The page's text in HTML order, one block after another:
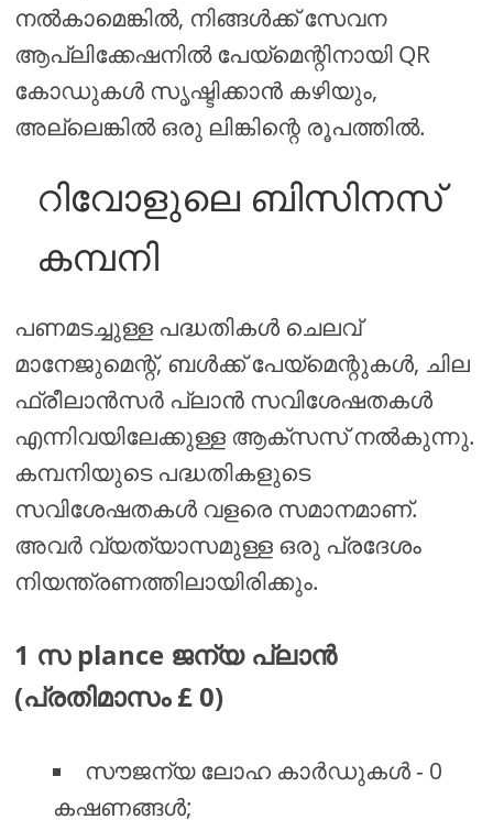
നൽകാമെങ്കിൽ, നിങ്ങൾക്ക് സേവന
ആപ്ലിക്കേഷനിൽ പേയ്മെന്റിനായി QR
കോഡുകൾ സൃഷ്ടിക്കാൻ കഴിയും,
അല്ലെങ്കിൽ ഒരു ലിങ്കിന്റെ രൂപത്തിൽ.
റിവോളുലെ ബിസിനസ്
കമ്പനി
പണമടച്ചുള്ള പദ്ധതികൾ ചെലവ്
മാനേജുമെന്റ്, ബൾക്ക് പേയ്മെന്റുകൾ, ചില
ഫ്രീലാൻസർ പ്ലാൻ സവിശേഷതകൾ
എന്നിവയിലേക്കുള്ള ആക്സസ് നൽകുന്നു.
കമ്പനിയുടെ പദ്ധതികളുടെ
സവിശേഷതകൾ വളരെ സമാനമാണ്.
അവർ വ്യത്യാസമുള്ള ഒരു പ്രദേശം
നിയന്ത്രണത്തിലായിരിക്കും.
1 സ plance ജന്യ പ്ലാൻ
(പ്രതിമാസം £ 0)
സൗജന്യ ലോഹ കാർഡുകൾ - 0
കഷണങ്ങൾ;